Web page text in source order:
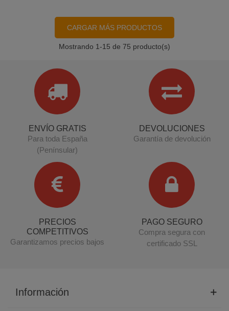
CARGAR MÁS PRODUCTOS
Mostrando 1-15 de 75 producto(s)
ENVÍO GRATIS
Para toda España
(Penínsular)
DEVOLUCIONES
Garantía de devolución
PRECIOS
COMPETITIVOS
Garantizamos precios bajos
PAGO SEGURO
Compra segura con
certificado SSL
Información